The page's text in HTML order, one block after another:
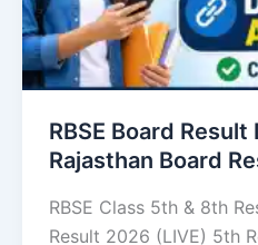
RBSE Board Result
Rajasthan Board
RBSE Class 5th & 8th
Result 2026 (LIVE) 5th